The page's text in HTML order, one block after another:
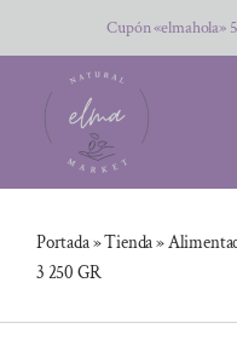
al
contenido
Cupón «elmahola»
Portada»Tienda»
3 250 GR